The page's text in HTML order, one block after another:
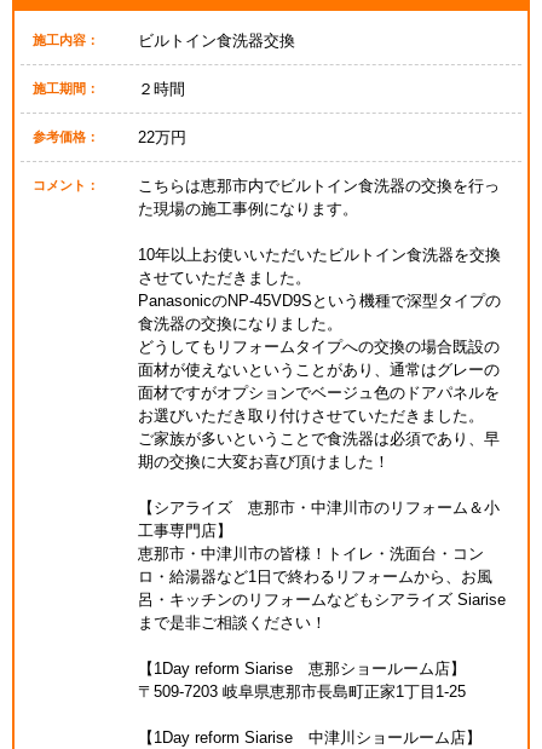
施工内容： ビルトイン食洗器交換
施工期間： ２時間
参考価格： 22万円
コメント：
こちらは恵那市内でビルトイン食洗器の交換を行っ
た現場の施工事例になります。
10年以上お使いいただいたビルトイン食洗器を交換
させていただきました。
PanasonicのNP-45VD9Sという機種で深型タイプの
食洗器の交換になりました。
どうしてもリフォームタイプへの交換の場合既設の
面材が使えないということがあり、通常はグレーの
面材ですがオプションでベージュ色のドアパネルを
お選びいただき取り付けさせていただきました。
ご家族が多いということで食洗器は必須であり、早
期の交換に大変お喜び頂けました！
【シアライズ 恵那市・中津川市のリフォーム＆小
工事専門店】
恵那市・中津川市の皆様！トイレ・洗面台・コン
ロ・給湯器など1日で終わるリフォームから、お風
呂・キッチンのリフォームなどもシアライズ Siarise
まで是非ご相談ください！
【1Day reform Siarise 恵那ショールーム店】
〒509-7203 岐阜県恵那市長島町正家1丁目1-25
【1Day reform Siarise 中津川ショールーム店】